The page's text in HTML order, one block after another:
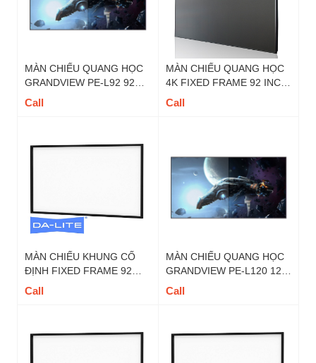
MÀN CHIẾU QUANG HỌC
GRANDVIEW PE-L92 92
INCH 16:9 DY5
Call
MÀN CHIẾU QUANG HỌC
4K FIXED FRAME 92 INCH
DALITE - MÃ FIX92U TỶ LỆ
Call
MÀN CHIẾU KHUNG CỐ
ĐỊNH FIXED FRAME 92
INCH DALITE - MÃ FIX92
Call
MÀN CHIẾU QUANG HỌC
GRANDVIEW PE-L120 120
INCH 16:9 DY5
Call